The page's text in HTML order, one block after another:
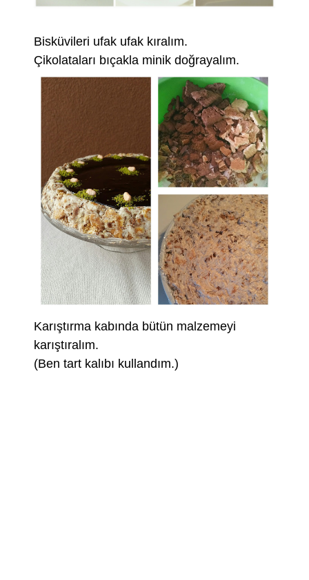
Bisküvileri ufak ufak kıralım.
Çikolataları bıçakla minik doğrayalım.
Karıştırma kabında bütün malzemeyi
karıştıralım.
(Ben tart kalıbı kullandım.)